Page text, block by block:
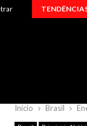
Início Brasil